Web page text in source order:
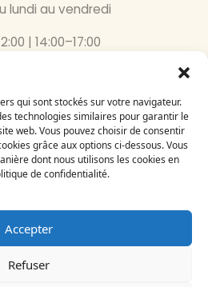
qui sont stockés sur votre navigateur.
technologies similaires pour garantir le
web. Vous pouvez choisir de consentir
grâce aux options ci-dessous. Vous
dont nous utilisons les cookies en
de confidentialité.
Accepter
Refuser
lundi au vendredi
| 14:00–17:00
d’Or 2024